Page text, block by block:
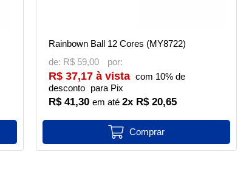
Rainbown Ball 12 Cores (MY8722)
de: R$ 59,00
R$ 41,30 2x R$ 20,65
R$ 37,17 à vista com 10% de
desconto
para Pix